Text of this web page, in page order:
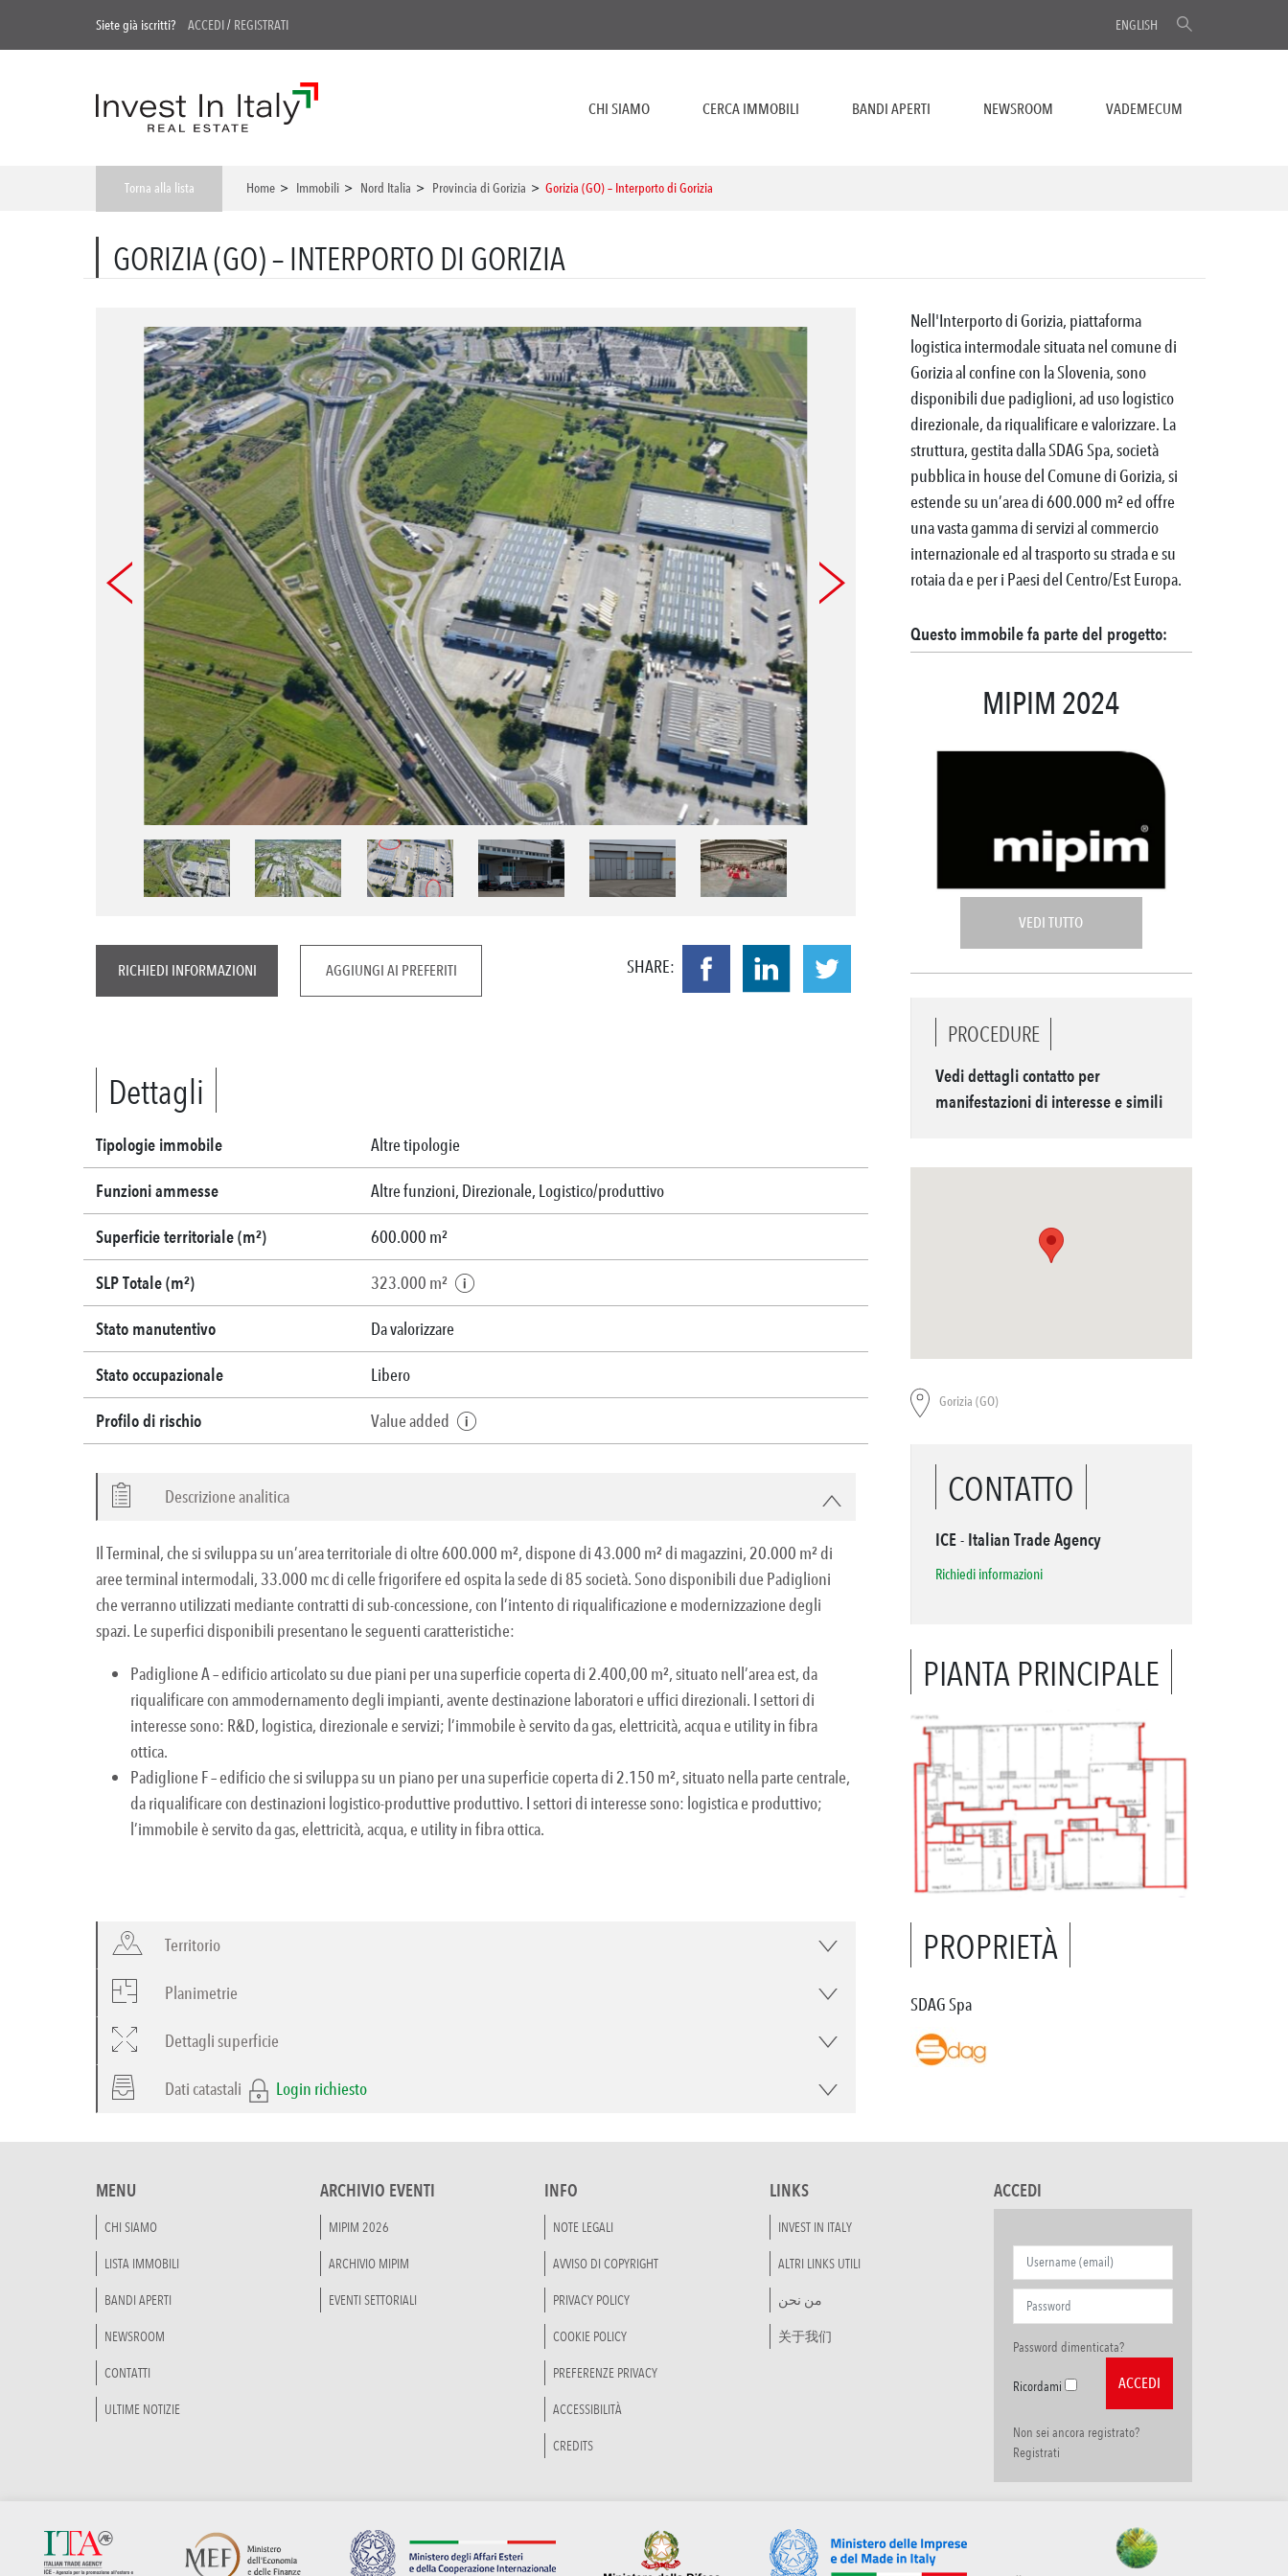
Siete già iscritti? ACCEDI/ REGISTRATI ENGLISH
CHI SIAMO CERCA IMMOBILI BANDI APERTI NEWSROOM VADEMECUM
Torna alla lista Home > Immobili > Nord Italia > Provincia di Gorizia > Gorizia (GO) – Interporto di Gorizia
GORIZIA (GO) – INTERPORTO DI GORIZIA
RICHIEDI INFORMAZIONI AGGIUNGI AI PREFERITI SHARE:
Dettagli
Tipologie immobile Altre tipologie
Funzioni ammesse Altre funzioni, Direzionale, Logistico/produttivo
Superficie territoriale (m²) 600.000 m²
SLP Totale (m²) 323.000 m²
Stato manutentivo Da valorizzare
Stato occupazionale Libero
Profilo di rischio Value added
Descrizione analitica
Il Terminal, che si sviluppa su un’area territoriale di oltre 600.000 m², dispone di 43.000 m² di magazzini, 20.000 m² di
aree terminal intermodali, 33.000 mc di celle frigorifere ed ospita la sede di 85 società. Sono disponibili due Padiglioni
che verranno utilizzati mediante contratti di sub-concessione, con l’intento di riqualificazione e modernizzazione degli
spazi. Le superfici disponibili presentano le seguenti caratteristiche:
Padiglione A – edificio articolato su due piani per una superficie coperta di 2.400,00 m², situato nell’area est, da
riqualificare con ammodernamento degli impianti, avente destinazione laboratori e uffici direzionali. I settori di
interesse sono: R&D, logistica, direzionale e servizi; l’immobile è servito da gas, elettricità, acqua e utility in fibra
ottica.
Padiglione F – edificio che si sviluppa su un piano per una superficie coperta di 2.150 m², situato nella parte centrale,
da riqualificare con destinazioni logistico-produttive produttivo. I settori di interesse sono: logistica e produttivo;
l’immobile è servito da gas, elettricità, acqua, e utility in fibra ottica.
Territorio
Planimetrie
Dettagli superficie
Dati catastali Login richiesto
Nell'Interporto di Gorizia, piattaforma
logistica intermodale situata nel comune di
Gorizia al confine con la Slovenia, sono
disponibili due padiglioni, ad uso logistico
direzionale, da riqualificare e valorizzare. La
struttura, gestita dalla SDAG Spa, società
pubblica in house del Comune di Gorizia, si
estende su un’area di 600.000 m² ed offre
una vasta gamma di servizi al commercio
internazionale ed al trasporto su strada e su
rotaia da e per i Paesi del Centro/Est Europa.
Questo immobile fa parte del progetto:
MIPIM 2024
VEDI TUTTO
PROCEDURE
Vedi dettagli contatto per
manifestazioni di interesse e simili
Gorizia (GO)
CONTATTO
ICE - Italian Trade Agency
Richiedi informazioni
PIANTA PRINCIPALE
PROPRIETÀ
SDAG Spa
MENU
CHI SIAMO
LISTA IMMOBILI
BANDI APERTI
NEWSROOM
CONTATTI
ULTIME NOTIZIE
ARCHIVIO EVENTI
MIPIM 2026
ARCHIVIO MIPIM
EVENTI SETTORIALI
INFO
NOTE LEGALI
AVVISO DI COPYRIGHT
PRIVACY POLICY
COOKIE POLICY
PREFERENZE PRIVACY
ACCESSIBILITÀ
CREDITS
LINKS
INVEST IN ITALY
ALTRI LINKS UTILI
من نحن
关于我们
ACCEDI
Password dimenticata?
Ricordami
Non sei ancora registrato?
Registrati